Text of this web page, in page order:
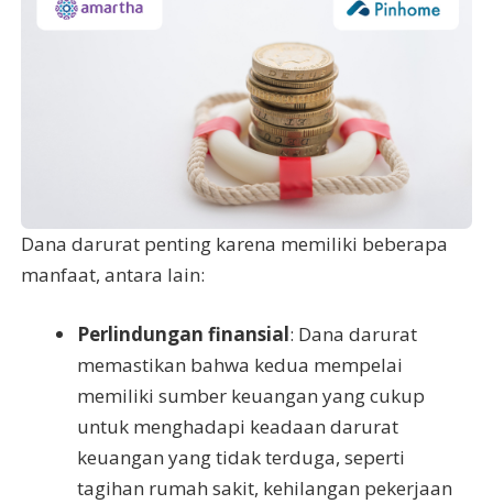
Dana darurat penting karena memiliki beberapa
manfaat, antara lain:
Perlindungan finansial: Dana darurat
memastikan bahwa kedua mempelai
memiliki sumber keuangan yang cukup
untuk menghadapi keadaan darurat
keuangan yang tidak terduga, seperti
tagihan rumah sakit, kehilangan pekerjaan